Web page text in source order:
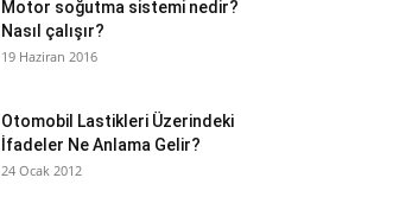
Motor soğutma sistemi nedir?
Nasıl çalışır?
19 Haziran 2016
Otomobil Lastikleri Üzerindeki
İfadeler Ne Anlama Gelir?
24 Ocak 2012